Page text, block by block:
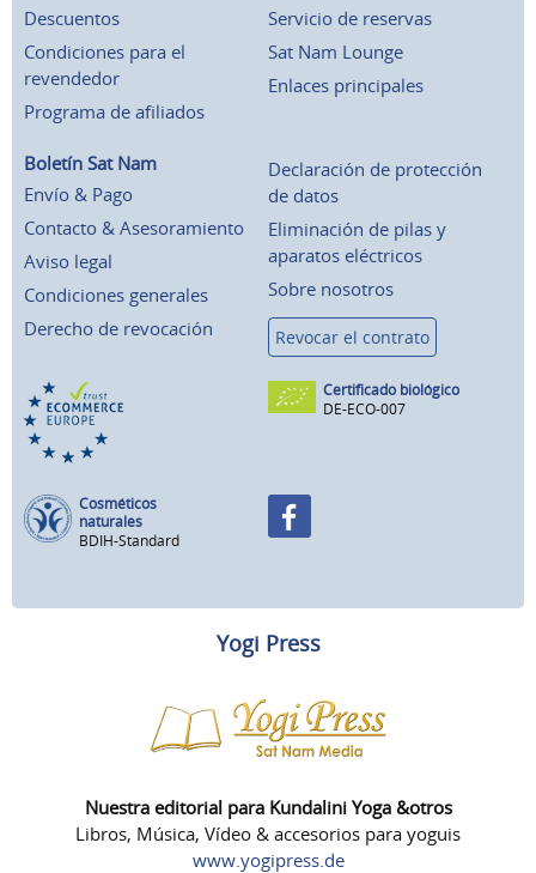
Descuentos
Condiciones para el
revendedor
Programa de afiliados
Servicio de reservas
Sat Nam Lounge
Enlaces principales
Boletín Sat Nam
Envío & Pago
Contacto & Asesoramiento
Aviso legal
Condiciones generales
Derecho de revocación
Declaración de protección
de datos
Eliminación de pilas y
aparatos eléctricos
Sobre nosotros
Revocar el contrato
Certificado biológico
DE-ECO-007
Cosméticos
naturales
BDIH-Standard
Yogi Press
Nuestra editorial para Kundalini Yoga &otros
Libros, Música, Vídeo & accesorios para yoguis
www.yogipress.de